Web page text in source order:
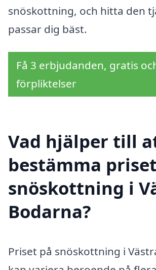
snöskottning, och hitta den
passar dig bäst.
Få 3 erbjudanden, gratis
förpliktelser
Vad hjälper till
bestämma
snöskottning i
Bodarna?
Priset på snöskottning i